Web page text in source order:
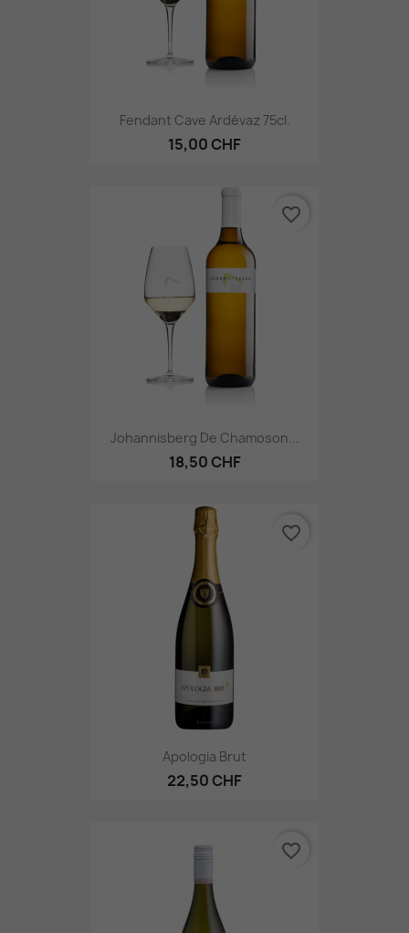
Fendant Cave Ardévaz 75cl.
15,00 CHF
Johannisberg De Chamoson...
18,50 CHF
favorite_border
Apologia Brut
22,50 CHF
favorite_border
favorite_border